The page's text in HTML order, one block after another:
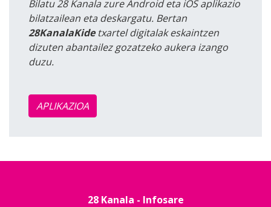
Bilatu 28 Kanala zure Android eta iOS aplikazio
bilatzailean eta deskargatu. Bertan
28KanalaKidetxartel digitalak eskaintzen
dizuten abantailez gozatzeko aukera izango
duzu.
APLIKAZIOA
28 Kanala - Infosare